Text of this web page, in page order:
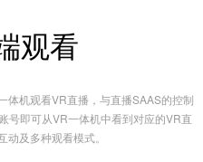
观看
体机观看VR直播，与直播SAAS的控制
号即可从VR一体机中看到对应的VR直
及多种观看模式。